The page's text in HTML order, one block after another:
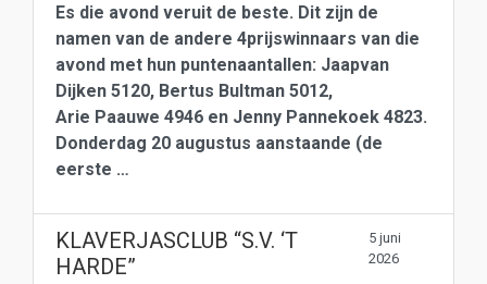
Es die avond veruit de beste. Dit zijn de
namen van de andere 4prijswinnaars van die
avond met hun puntenaantallen: Jaapvan
Dijken 5120, Bertus Bultman 5012,
Arie Paauwe 4946 en Jenny Pannekoek 4823.
Donderdag 20 augustus aanstaande (de
eerste …
KLAVERJASCLUB “S.V. ‘T
HARDE”
5 juni
2026